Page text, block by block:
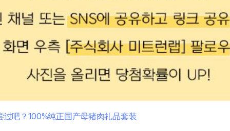
吧？100%纯正国产母猪肉礼品套装